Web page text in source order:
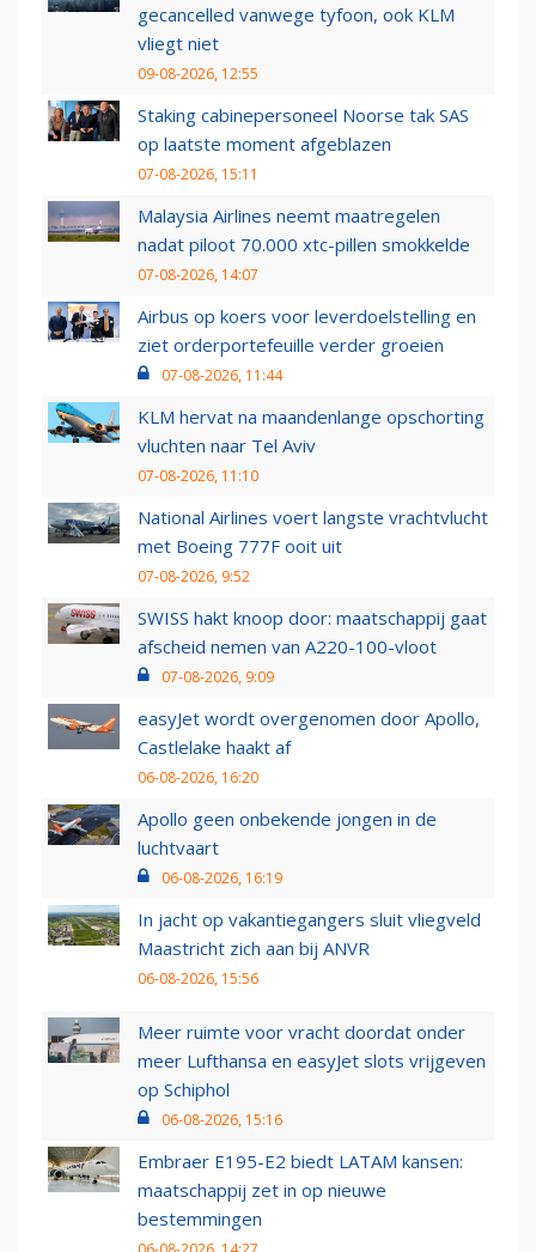
gecancelled vanwege tyfoon, ook KLM
vliegt niet
09-08-2026, 12:55
Staking cabinepersoneel Noorse tak SAS
op laatste moment afgeblazen
07-08-2026, 15:11
Malaysia Airlines neemt maatregelen
nadat piloot 70.000 xtc-pillen smokkelde
07-08-2026, 14:07
Airbus op koers voor leverdoelstelling en
ziet orderportefeuille verder groeien
07-08-2026, 11:44
KLM hervat na maandenlange opschorting
vluchten naar Tel Aviv
07-08-2026, 11:10
National Airlines voert langste vrachtvlucht
met Boeing 777F ooit uit
07-08-2026, 9:52
SWISS hakt knoop door: maatschappij gaat
afscheid nemen van A220-100-vloot
07-08-2026, 9:09
easyJet wordt overgenomen door Apollo,
Castlelake haakt af
06-08-2026, 16:20
Apollo geen onbekende jongen in de
luchtvaart
06-08-2026, 16:19
In jacht op vakantiegangers sluit vliegveld
Maastricht zich aan bij ANVR
06-08-2026, 15:56
Meer ruimte voor vracht doordat onder
meer Lufthansa en easyJet slots vrijgeven
op Schiphol
06-08-2026, 15:16
Embraer E195-E2 biedt LATAM kansen:
maatschappij zet in op nieuwe
bestemmingen